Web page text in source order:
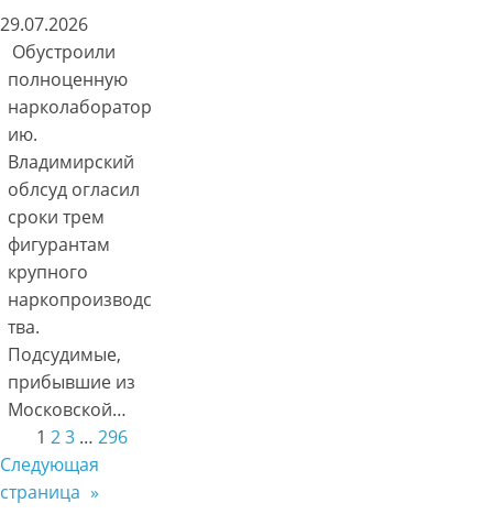
29.07.2026
Обустроили
полноценную
нарколаборатор
ию.
Владимирский
облсуд огласил
сроки трем
фигурантам
крупного
наркопроизводс
тва.
Подсудимые,
прибывшие из
Московской…
1 23 … 296
Следующая
страница »